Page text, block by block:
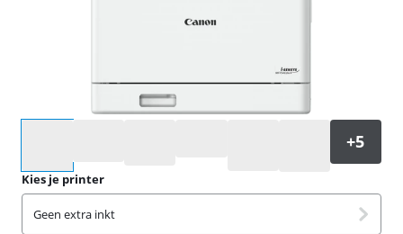
Kies je printer
Geen extra inkt